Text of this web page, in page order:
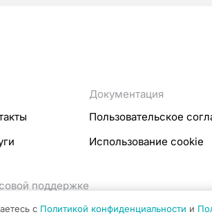
Документация
Пользовательское
Использование cookie
поддержке
с Политикой конфиденциальности и